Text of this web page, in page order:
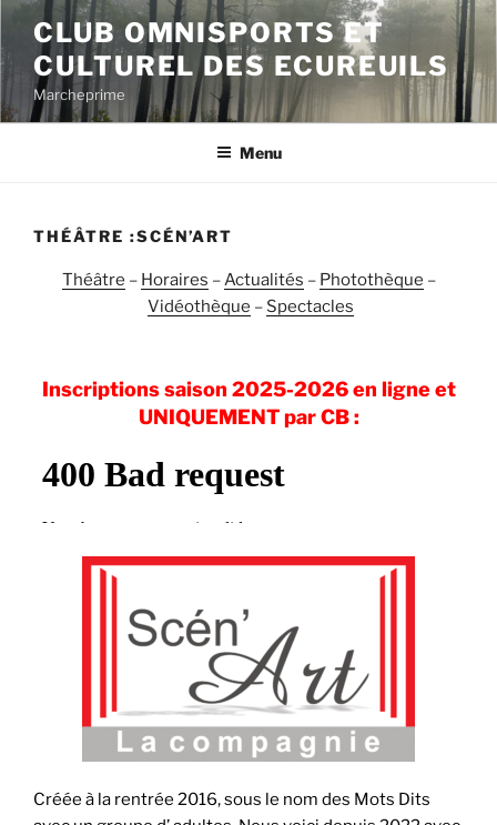
Aller
contenu
principal
CLUB OMNISPORTS ET
CULTUREL DES ECUREUILS
Marcheprime
Menu
THÉÂTRE :SCÉN’ART
Théâtre – Horaires –Actualités – Photothèque –
Vidéothèque – Spectacles
Inscriptions saison 2025-2026 en ligne et
UNIQUEMENT par CB :
Créée à la rentrée 2016, sous le nom des Mots Dits